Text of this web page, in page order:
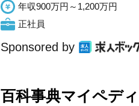
年収900万円～1,200万円
正社員
Sponsored by
百科事典マイペデ